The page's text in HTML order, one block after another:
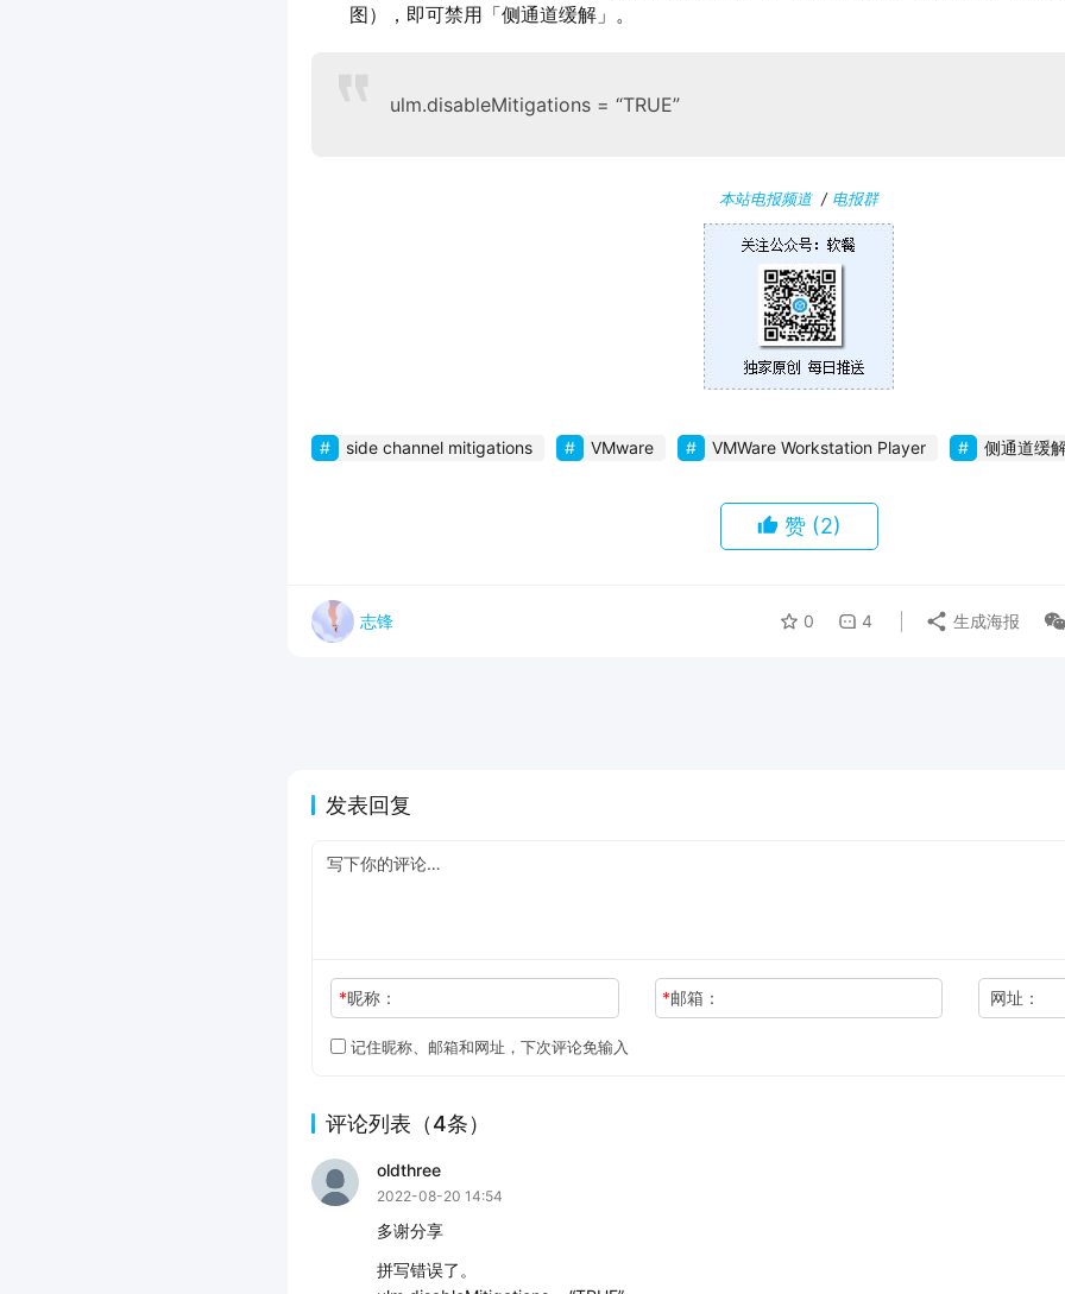
图），即可禁用「侧通道缓解」。
ulm.disableMitigations = “TRUE”
本站电报频道/ 电报群
side channel mitigations VMware VMWare Workstation Player 侧通道缓
赞 (2)
志锋 0 4 生成海报
发表回复
*昵称： *邮箱： 网址：
记住昵称、邮箱和网址，下次评论免输入
评论列表（4条）
oldthree
2022-08-20 14:54
多谢分享
拼写错误了。